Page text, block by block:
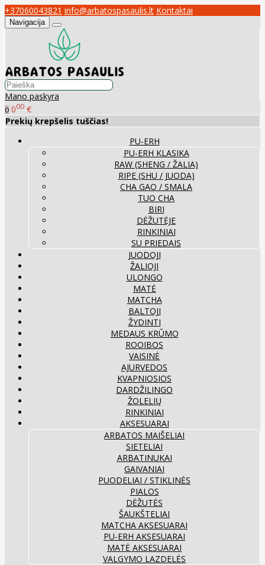
+37060043821 info@arbatospasaulis.lt Kontaktai
Navigacija
Mano paskyra
0 000 €
Prekių krepšelis tuščias!
PU-ERH
PU-ERH KLASIKA
RAW (SHENG / ŽALIA)
RIPE (SHU / JUODA)
CHA GAO / SMALA
TUO CHA
BIRI
DĖŽUTĖJE
RINKINIAI
SU PRIEDAIS
JUODOJI
ŽALIOJI
ULONGO
MATĖ
MATCHA
BALTOJI
ŽYDINTI
MEDAUS KRŪMO
ROOIBOS
VAISINĖ
AJURVEDOS
KVAPNIOSIOS
DARDŽILINGO
ŽOLELIŲ
RINKINIAI
AKSESUARAI
ARBATOS MAIŠELIAI
SIETELIAI
ARBATINUKAI
GAIVANIAI
PUODELIAI / STIKLINĖS
PIALOS
DĖŽUTĖS
ŠAUKŠTELIAI
MATCHA AKSESUARAI
PU-ERH AKSESUARAI
MATĖ AKSESUARAI
VALGYMO LAZDELĖS